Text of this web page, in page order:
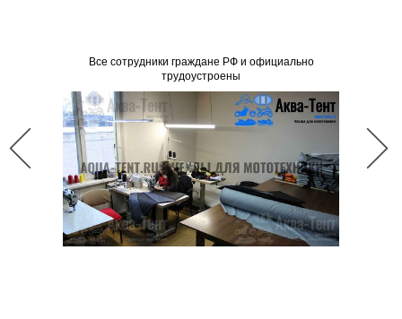
Все сотрудники граждане РФ и официально
трудоустроены